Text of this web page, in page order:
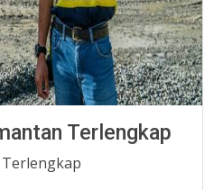
Terlengkap